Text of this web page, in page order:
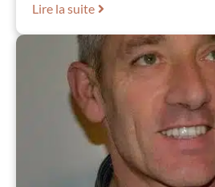
Lire la suite